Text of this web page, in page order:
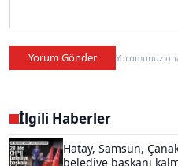
Yorum Gönder Yorumunuz
İlgili Haberler
Hatay, Samsun,
belediye başkanı